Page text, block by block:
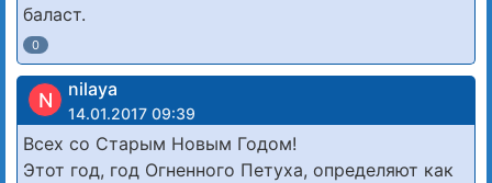
баласт.
0
N nilaya
14.01.2017 09:39
Всех со Старым Новым Годом!
Этот год, год Огненного Петуха, определяют как